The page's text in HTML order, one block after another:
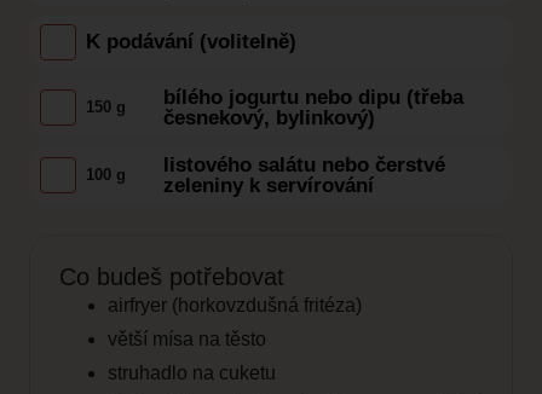
K podávání (volitelně)
150 g
bílého jogurtu nebo dipu (třeba
česnekový, bylinkový)
100 g
listového salátu nebo čerstvé
zeleniny k servírování
Co budeš potřebovat
airfryer (horkovzdušná fritéza)
větší mísa na těsto
struhadlo na cuketu